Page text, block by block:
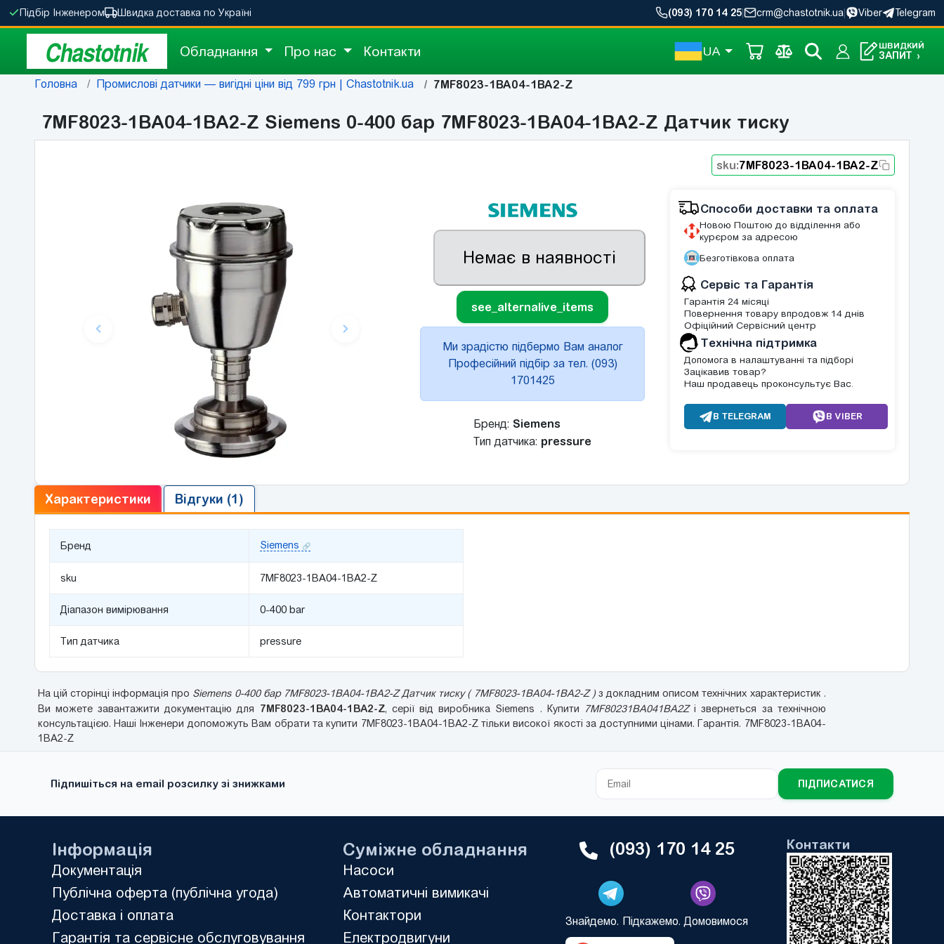
Підбір Інженером Швидка доставка по Україні (093) 170 14 25 crm@chastotnik.ua Viber Telegram
Chastotnik Обладнання Про нас Контакти UA ШВИДКИЙ
ЗАПИТ ›
Головна Промислові датчики — вигідні ціни від 799 грн | Chastotnik.ua 7MF8023-1BA04-1BA2-Z
7MF8023-1BA04-1BA2-Z Siemens 0-400 бар 7MF8023-1BA04-1BA2-Z Датчик тиску
sku:7MF8023-1BA04-1BA2-Z
Немає в наявності
see_alternalive_items
Ми зрадістю підбермо Вам аналог
Професійний підбір за тел. (093)
1701425
Бренд: Siemens
Тип датчика: pressure
Способи доставки та оплата
Новою Поштою до відділення або
курєром за адресою
Безготівкова оплата
Сервіс та Гарантія
Гарантія 24 місяці
Повернення товару впродовж 14 днів
Офіційний Сервісний центр
Tехнічна підтримка
Допомога в налаштуванні та підборі
Зацікавив товар?
Наш продавець проконсультує Вас.
В TELEGRAM В VIBER
Характеристики Відгуки (1)
Бренд Siemens
sku 7MF8023-1BA04-1BA2-Z
Діапазон вимірювання 0-400 bar
Тип датчика pressure
На цій сторінці інформація про Siemens 0-400 бар 7MF8023-1BA04-1BA2-Z Датчик тиску ( 7MF8023-1BA04-1BA2-Z )з докладним описом технічних характеристик .
Ви можете завантажити документацію для 7MF8023-1BA04-1BA2-Z, серії від виробника Siemens . Купити 7MF80231BA041BA2Zі звернеться за технічною
консультацією. Наші Інженери допоможуть Вам обрати та купити 7MF8023-1BA04-1BA2-Z тільки високої якості за доступними цінами. Гарантія. 7MF8023-1BA04-
1BA2-Z
Підпишіться на email розсилку зі знижками ПІДПИСАТИСЯ
Інформація
Документація
Публічна оферта (публічна угода)
Доставка і оплата
Гарантія та сервісне обслуговування
Суміжне обладнання
Насоси
Автоматичні вимикачі
Контактори
Електродвигуни
(093) 170 14 25
Знайдемо. Підкажемо. Домовимося
Контакти